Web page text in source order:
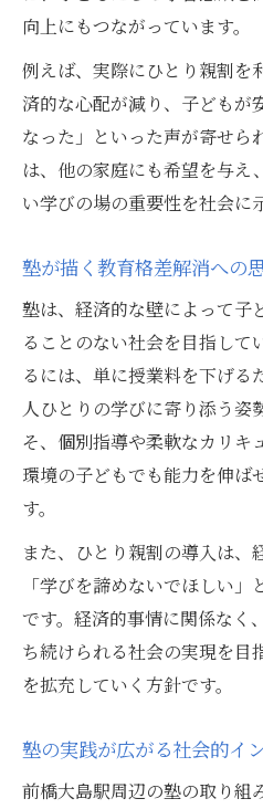
向上にもつながっています。
例えば、実際にひとり親割を
済的な心配が減り、子どもが
なった」といった声が寄せら
は、他の家庭にも希望を与え
い学びの場の重要性を社会に
塾が描く教育格差解消への
塾は、経済的な壁によって子
ることのない社会を目指して
るには、単に授業料を下げる
人ひとりの学びに寄り添う姿
そ、個別指導や柔軟なカリキ
環境の子どもでも能力を伸ば
す。
また、ひとり親割の導入は、
「学びを諦めないでほしい
です。経済的事情に関係なく
ち続けられる社会の実現を目
を拡充していく方針です。
塾の実践が広がる社会的イ
前橋大島駅周辺の塾の取り組